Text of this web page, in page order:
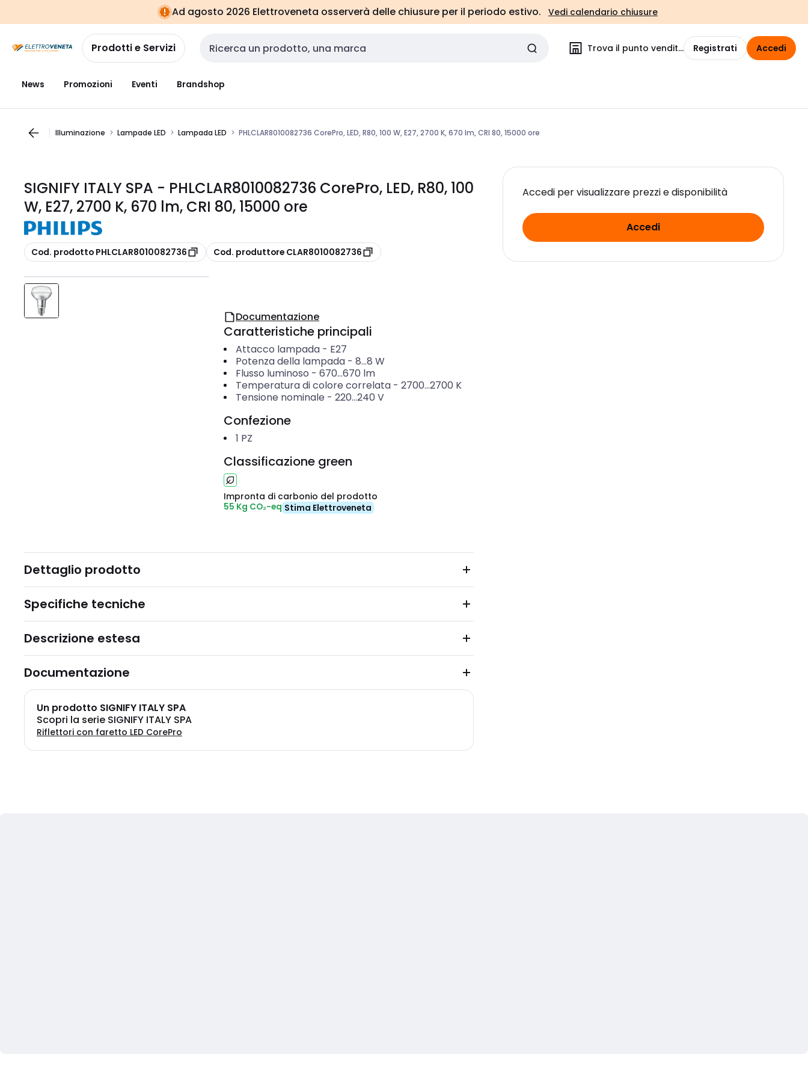
navigazionealla
pagina
Ad agosto 2026 Elettroveneta osserverà delle chiusure per il periodo estivo. Vedi calendario chiusure
Prodotti e Servizi Cerca input Trova il punto vendita Registrati Accedi
News Promozioni Eventi Brandshop
Illuminazione Lampade LED Lampada LED PHLCLAR8010082736 CorePro, LED, R80, 100 W, E27, 2700 K, 670 lm, CRI 80, 15000 ore
SIGNIFY ITALY SPA - PHLCLAR8010082736 CorePro, LED, R80, 100
W, E27, 2700 K, 670 lm, CRI 80, 15000 ore
copia
Cod. prodotto PHLCLAR8010082736 copia
Cod. produttore CLAR8010082736
Accedi per visualizzare prezzi e disponibilità
Accedi
Documentazione
Caratteristiche principali
Attacco lampada- E27
Potenza della lampada- 8...8 W
Flusso luminoso - 670...670 lm
Temperatura di colore correlata- 2700...2700 K
Tensione nominale - 220...240 V
Confezione
1 PZ
Classificazione green
Impronta di carbonio del prodotto
55 Kg CO₂-eq Stima Elettroveneta
Dettaglio prodotto
Specifiche tecniche
Descrizione estesa
Documentazione
Un prodotto SIGNIFY ITALY SPA
Scopri la serie SIGNIFY ITALY SPA
Riflettori con faretto LED CorePro